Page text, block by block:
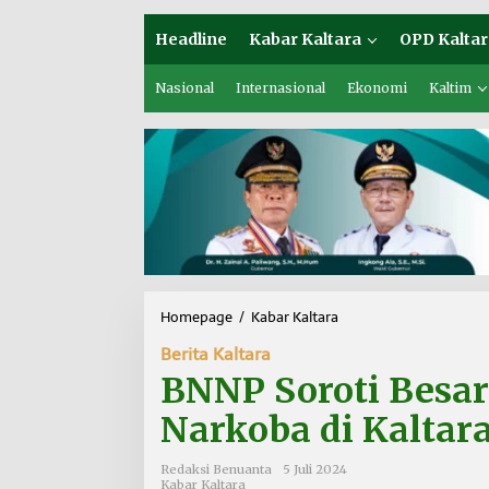
Headline Kabar Kaltara OPD
Nasional Internasional Ekonomi Kaltim
Homepage / Kabar Kaltara
S
o
t
Berita Kaltara
BNNP Soroti
Narkoba di
Redaksi Benuanta
5 Juli 2024
Kabar Kaltara